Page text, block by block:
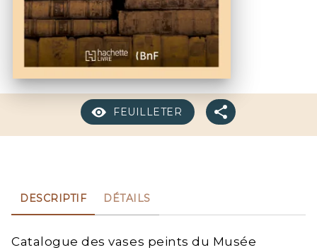
FEUILLETER
DESCRIPTIF DÉTAILS
Catalogue des vases peints du Musée